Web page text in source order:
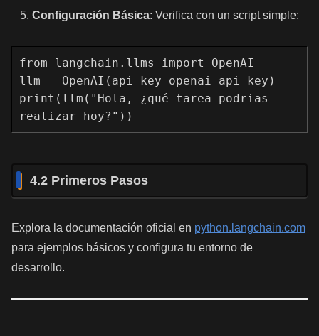
Configuración Básica: Verifica con un script simple:
from langchain.llms import OpenAI
llm = OpenAI(api_key=openai_api_key)
print(llm("Hola, ¿qué tarea podrias
realizar hoy?"))
4.2 Primeros Pasos
Explora la documentación oficial en python.langchain.com
para ejemplos básicos y configura tu entorno de
desarrollo.